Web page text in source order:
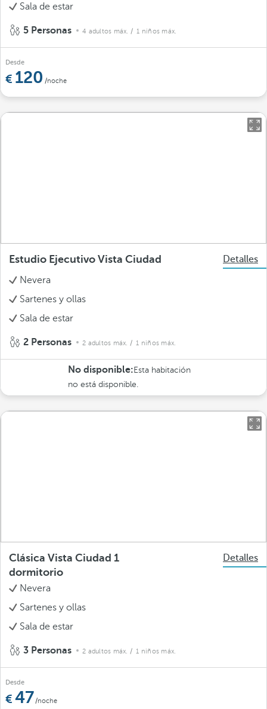
Sala de estar
5 Personas 4 adultos máx. / 1 niños máx.
Desde
120 /noche
Estudio Ejecutivo Vista Ciudad
Detalles
Nevera
Sartenes y ollas
Sala de estar
2 Personas 2 adultos máx. / 1 niños máx.
No disponible: Esta habitación
no está disponible.
Clásica Vista Ciudad 1
dormitorio
Detalles
Nevera
Sartenes y ollas
Sala de estar
3 Personas 2 adultos máx. / 1 niños máx.
Desde
47/noche